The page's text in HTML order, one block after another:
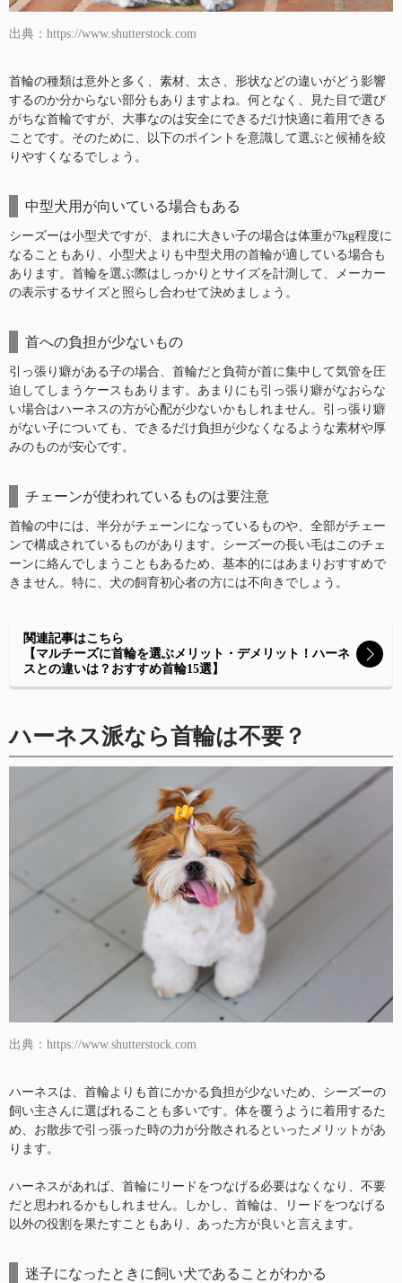
出典：https://www.shutterstock.com
首輪の種類は意外と多く、素材、太さ、形状などの違いがどう影響
するのか分からない部分もありますよね。何となく、見た目で選び
がちな首輪ですが、大事なのは安全にできるだけ快適に着用できる
ことです。そのために、以下のポイントを意識して選ぶと候補を絞
りやすくなるでしょう。
中型犬用が向いている場合もある
シーズーは小型犬ですが、まれに大きい子の場合は体重が7kg程度に
なることもあり、小型犬よりも中型犬用の首輪が適している場合も
あります。首輪を選ぶ際はしっかりとサイズを計測して、メーカー
の表示するサイズと照らし合わせて決めましょう。
首への負担が少ないもの
引っ張り癖がある子の場合、首輪だと負荷が首に集中して気管を圧
迫してしまうケースもあります。あまりにも引っ張り癖がなおらな
い場合はハーネスの方が心配が少ないかもしれません。引っ張り癖
がない子についても、できるだけ負担が少なくなるような素材や厚
みのものが安心です。
チェーンが使われているものは要注意
首輪の中には、半分がチェーンになっているものや、全部がチェー
ンで構成されているものがあります。シーズーの長い毛はこのチェ
ーンに絡んでしまうこともあるため、基本的にはあまりおすすめで
きません。特に、犬の飼育初心者の方には不向きでしょう。
関連記事はこちら
【マルチーズに首輪を選ぶメリット・デメリット！ハーネ
スとの違いは？おすすめ首輪15選】
ハーネス派なら首輪は不要？
出典：https://www.shutterstock.com
ハーネスは、首輪よりも首にかかる負担が少ないため、シーズーの
飼い主さんに選ばれることも多いです。体を覆うように着用するた
め、お散歩で引っ張った時の力が分散されるといったメリットがあ
ります。
ハーネスがあれば、首輪にリードをつなげる必要はなくなり、不要
だと思われるかもしれません。しかし、首輪は、リードをつなげる
以外の役割を果たすこともあり、あった方が良いと言えます。
迷子になったときに飼い犬であることがわかる